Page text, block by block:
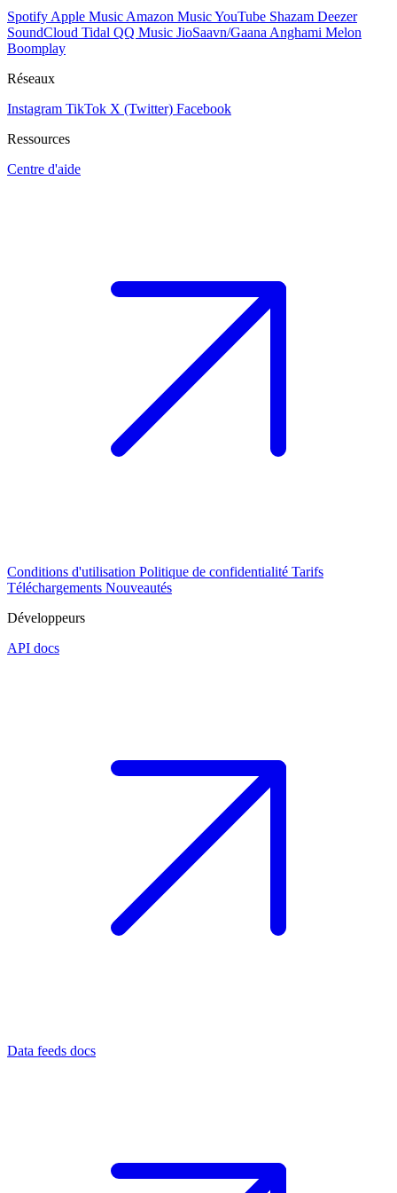
Spotify Apple Music Amazon MusicYouTube Shazam Deezer
SoundCloud Tidal QQ Music JioSaavn/Gaana Anghami Melon
Boomplay
Réseaux
Instagram TikTok X (Twitter) Facebook
Ressources
Centre d'aide
Conditions d'utilisation Politique de confidentialité Tarifs
Téléchargements Nouveautés
Développeurs
API docs
Data feeds docs